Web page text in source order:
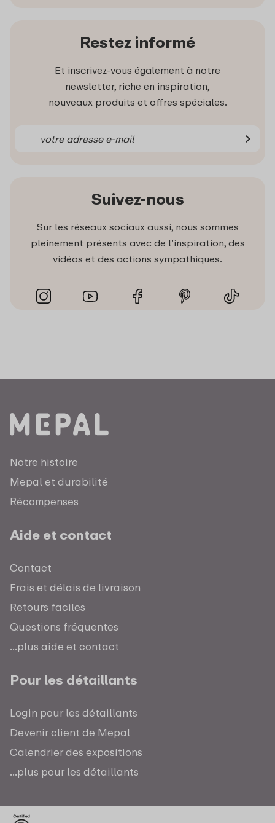
Restez informé
Et inscrivez-vous également à notre
newsletter, riche en inspiration,
nouveaux produits et offres spéciales.
Suivez-nous
Sur les réseaux sociaux aussi, nous sommes
pleinement présents avec de l’inspiration, des
vidéos et des actions sympathiques.
Notre histoire
Mepal et durabilité
Récompenses
Aide et contact
Contact
Frais et délais de livraison
Retours faciles
Questions fréquentes
...plus aide et contact
Pour les détaillants
Login pour les détaillants
Devenir client de Mepal
Calendrier des expositions
...plus pour les détaillants